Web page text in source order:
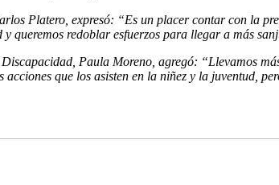
Platero, expresó: “Es un placer contar con la
queremos redoblar esfuerzos para llegar a más
Paula Moreno, agregó: “Llevamos
que los asisten en la niñez y la juventud,